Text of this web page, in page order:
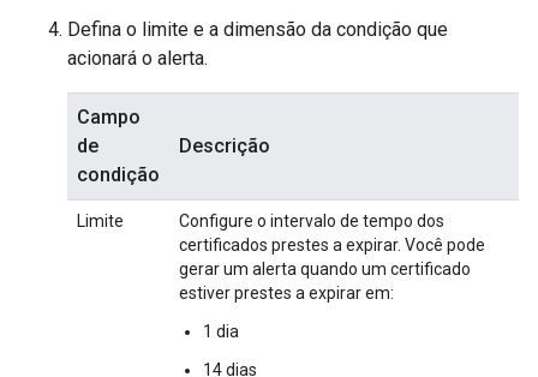
Defina o limite e a dimensão da condição que
acionará o alerta.
Campo
de
condição
Descrição
Limite
Configure o intervalo de tempo dos
certificados prestes a expirar. Você pode
gerar um alerta quando um certificado
estiver prestes a expirar em:
1 dia
14 dias